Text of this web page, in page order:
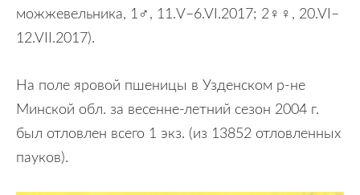
можжевельника, 1♂, 11.V–6.VI.2017; 2♀♀, 20.VI–
12.VII.2017).
На поле яровой пшеницы в Узденском р-не
Минской обл. за весенне-летний сезон 2004 г.
был отловлен всего 1 экз. (из 13852 отловленных
пауков).